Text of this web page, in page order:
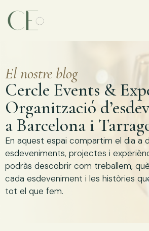
El nostre blog
Cercle Events &
Organització
a Barcelona i
En aquest espai compartim el dia a
esdeveniments, projectes i
podràs descobrir com treballem,
cada esdeveniment i les històries
tot el que fem.